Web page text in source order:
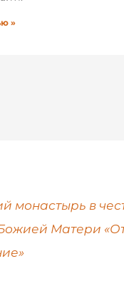
»
монастырь в
Матери